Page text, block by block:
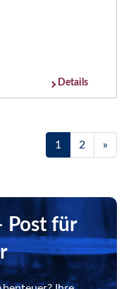
Details
1 2 »
Post für